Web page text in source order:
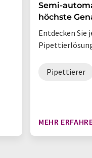
Semi-
höchste
Entdecken Sie
Pipettierer
MEHR